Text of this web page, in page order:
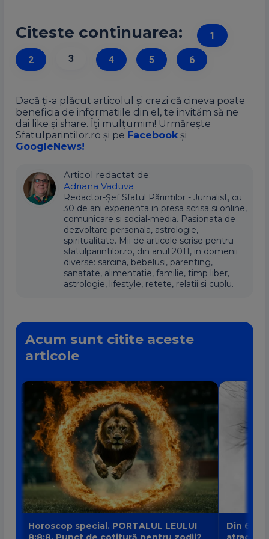
Citeste continuarea: 1
2 3 4 5 6
Dacă ți-a plăcut articolul și crezi că cineva poate
beneficia de informatiile din el, te invităm să ne
dai like și share. Îți mulțumim! Urmărește
Sfatulparintilor.ro și pe Facebook și
GoogleNews!
Articol redactat de:
Adriana Vaduva
Redactor-Șef Sfatul Părinților - Jurnalist, cu
30 de ani experienta in presa scrisa si online,
comunicare si social-media. Pasionata de
dezvoltare personala, astrologie,
spiritualitate. Mii de articole scrise pentru
sfatulparintilor.ro, din anul 2011, in domenii
diverse: sarcina, bebelusi, parenting,
sanatate, alimentatie, familie, timp liber,
astrologie, lifestyle, retete, relatii si cuplu.
Acum sunt citite aceste
articole
Horoscop special. PORTALUL LEULUI
Din 6